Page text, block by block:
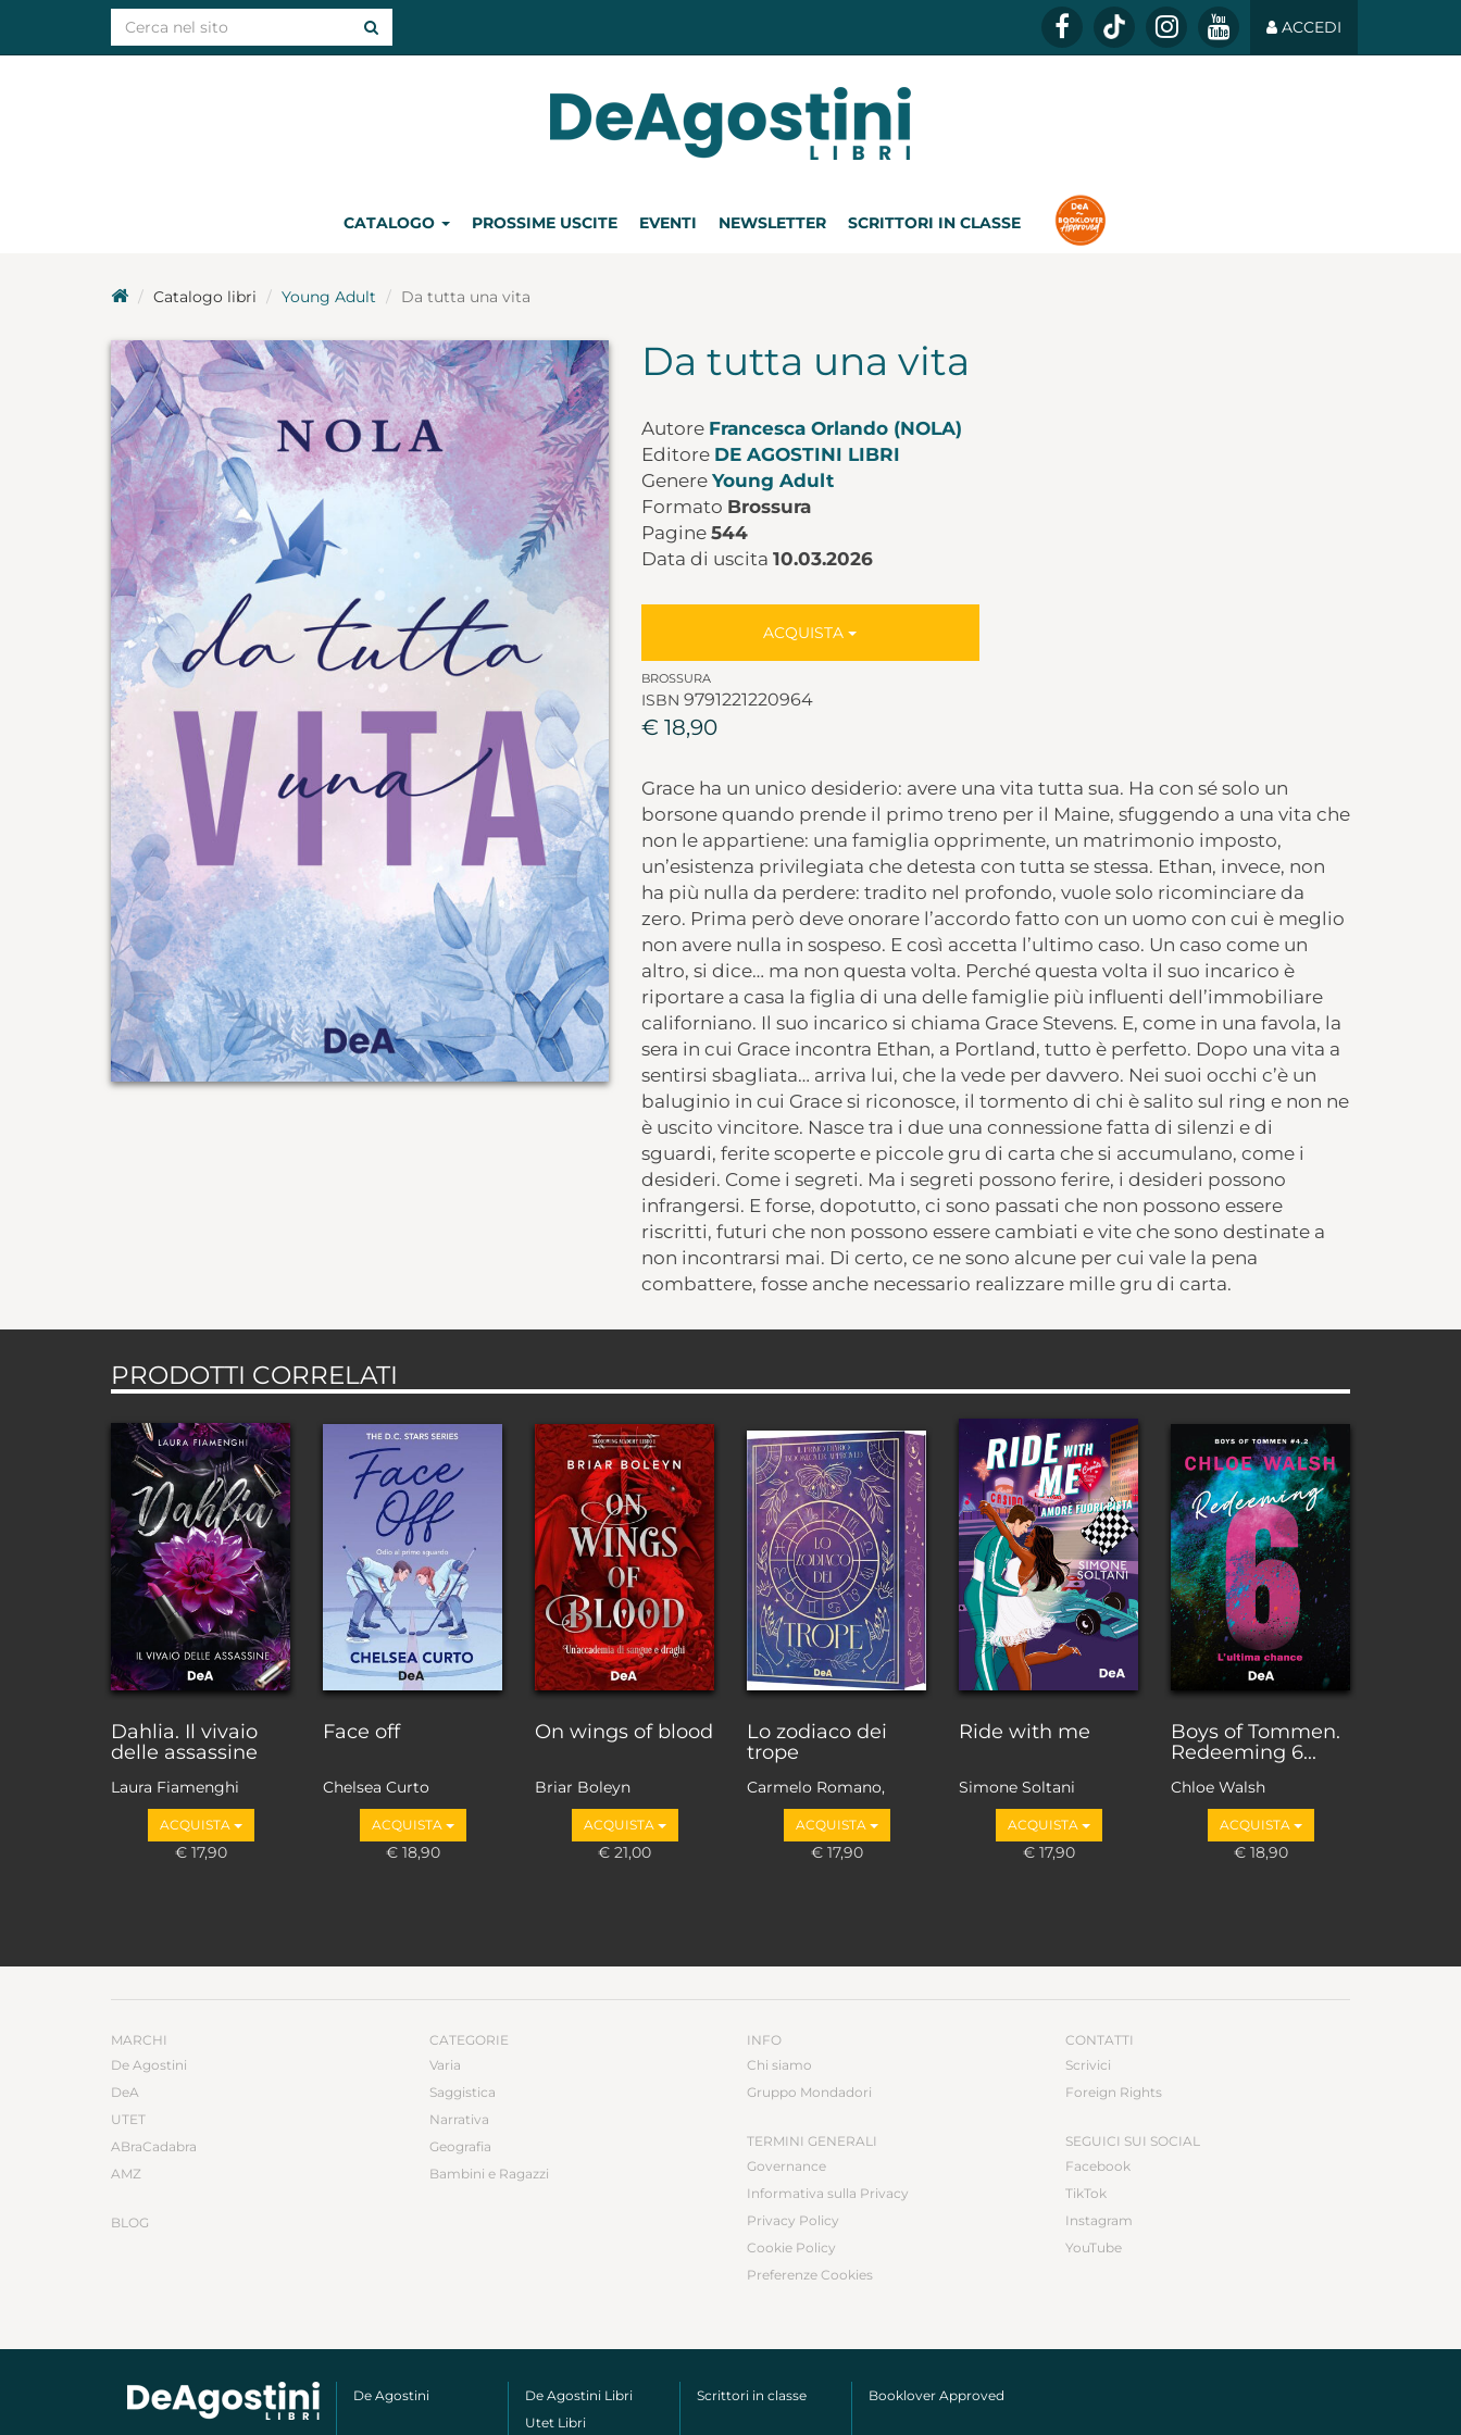
ACCEDI
CATALOGO PROSSIME USCITE EVENTI NEWSLETTER SCRITTORI IN CLASSE
Catalogo libri Young Adult Da tutta una vita
Da tutta una vita
Autore Francesca Orlando (NOLA)
Editore DE AGOSTINI LIBRI
Genere Young Adult
Formato Brossura
Pagine 544
Data di uscita 10.03.2026
ACQUISTA
BROSSURA
ISBN 9791221220964
€ 18,90
Grace ha un unico desiderio: avere una vita tutta sua. Ha con sé solo un
borsone quando prende il primo treno per il Maine, sfuggendo a una vita che
non le appartiene: una famiglia opprimente, un matrimonio imposto,
un’esistenza privilegiata che detesta con tutta se stessa. Ethan, invece, non
ha più nulla da perdere: tradito nel profondo, vuole solo ricominciare da
zero. Prima però deve onorare l’accordo fatto con un uomo con cui è meglio
non avere nulla in sospeso. E così accetta l’ultimo caso. Un caso come un
altro, si dice… ma non questa volta. Perché questa volta il suo incarico è
riportare a casa la figlia di una delle famiglie più influenti dell’immobiliare
californiano. Il suo incarico si chiama Grace Stevens. E, come in una favola, la
sera in cui Grace incontra Ethan, a Portland, tutto è perfetto. Dopo una vita a
sentirsi sbagliata… arriva lui, che la vede per davvero. Nei suoi occhi c’è un
baluginio in cui Grace si riconosce, il tormento di chi è salito sul ring e non ne
è uscito vincitore. Nasce tra i due una connessione fatta di silenzi e di
sguardi, ferite scoperte e piccole gru di carta che si accumulano, come i
desideri. Come i segreti. Ma i segreti possono ferire, i desideri possono
infrangersi. E forse, dopotutto, ci sono passati che non possono essere
riscritti, futuri che non possono essere cambiati e vite che sono destinate a
non incontrarsi mai. Di certo, ce ne sono alcune per cui vale la pena
combattere, fosse anche necessario realizzare mille gru di carta.
PRODOTTI CORRELATI
Dahlia. Il vivaio
delle assassine
Laura Fiamenghi
ACQUISTA
€ 17,90
Face off
Chelsea Curto
ACQUISTA
€ 18,90
On wings of blood
Briar Boleyn
ACQUISTA
€ 21,00
Lo zodiaco dei
trope
Carmelo Romano,
Andrea Amadio,
Valentina Ghetti
@vale.ghetti, Alessia
Martina Levato
ACQUISTA
€ 17,90
Ride with me
Simone Soltani
ACQUISTA
€ 17,90
Boys of Tommen.
Redeeming 6...
Chloe Walsh
ACQUISTA
€ 18,90
MARCHI
De Agostini
DeA
UTET
ABraCadabra
AMZ
BLOG
CATEGORIE
Varia
Saggistica
Narrativa
Geografia
Bambini e Ragazzi
INFO
Chi siamo
Gruppo Mondadori
TERMINI GENERALI
Governance
Informativa sulla Privacy
Privacy Policy
Cookie Policy
Preferenze Cookies
CONTATTI
Scrivici
Foreign Rights
SEGUICI SUI SOCIAL
Facebook
TikTok
Instagram
YouTube
De Agostini
De Agostini Libri
Utet Libri
Scrittori in classe Booklover Approved